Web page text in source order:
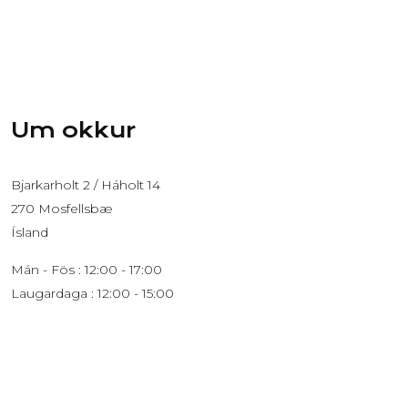
Um okkur
Bjarkarholt 2 / Háholt 14
270 Mosfellsbæ
Ísland
Mán - Fös : 12:00 - 17:00
Laugardaga : 12:00 - 15:00